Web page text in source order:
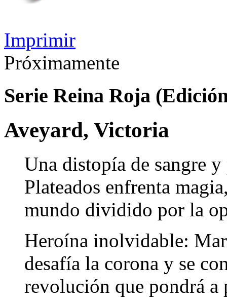
Imprimir
Próximamente
Serie Reina Roja
Aveyard, Victoria
Una distopía de sangre
Plateados enfrenta
mundo dividido por la
Heroína inolvidable:
desafía la corona y se
revolución que pondrá a